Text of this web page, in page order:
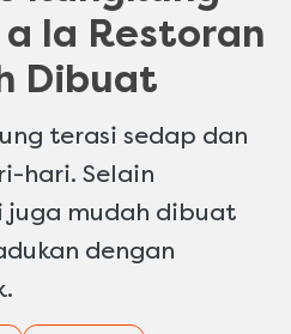
a la Restoran
Dibuat
terasi sedap dan
hari. Selain
juga mudah dibuat
dengan